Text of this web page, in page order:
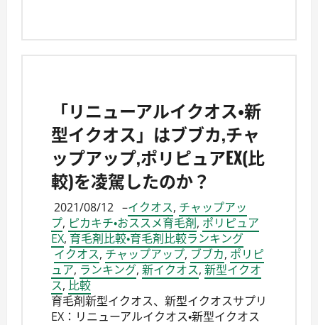
「リニューアルイクオス・新
型イクオス」はブブカ,チャ
ップアップ,ポリピュアEX(比
較)を凌駕したのか？
2021/08/12 –イクオス, チャップアッ
プ, ピカキチ・おススメ育毛剤, ポリピュア
EX, 育毛剤比較・育毛剤比較ランキング
イクオス, チャップアップ, ブブカ, ポリピ
ュア, ランキング, 新イクオス, 新型イクオ
ス, 比較
育毛剤新型イクオス、新型イクオスサプリ
EX：リニューアルイクオス・新型イクオス